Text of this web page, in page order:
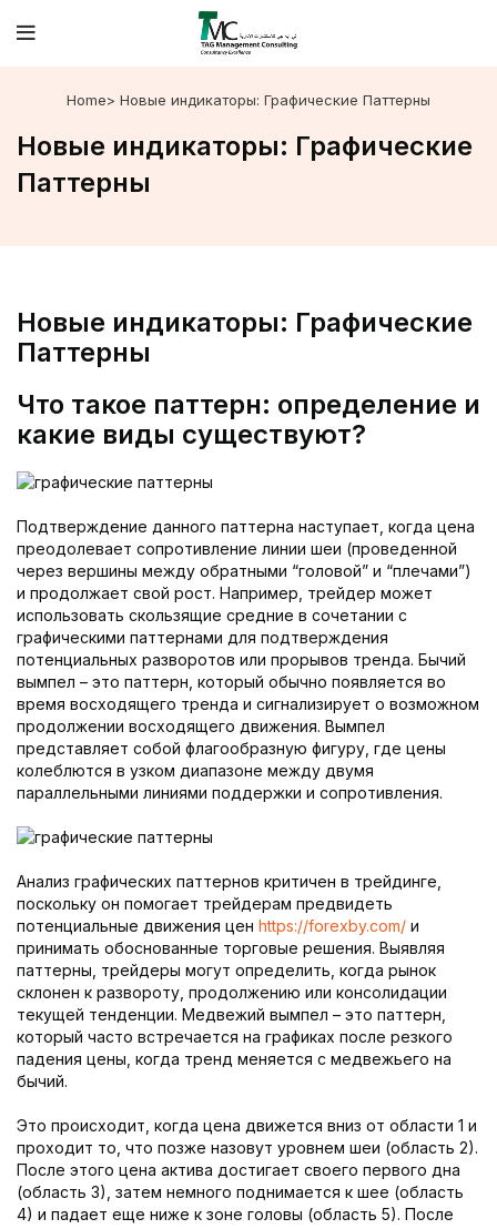
Home> Новые индикаторы: Графические Паттерны
Новые индикаторы: Графические
Паттерны
Новые индикаторы: Графические
Паттерны
Что такое паттерн: определение и
какие виды существуют?
Подтверждение данного паттерна наступает, когда цена
преодолевает сопротивление линии шеи (проведенной
через вершины между обратными “головой” и “плечами”)
и продолжает свой рост. Например, трейдер может
использовать скользящие средние в сочетании с
графическими паттернами для подтверждения
потенциальных разворотов или прорывов тренда. Бычий
вымпел – это паттерн, который обычно появляется во
время восходящего тренда и сигнализирует о возможном
продолжении восходящего движения. Вымпел
представляет собой флагообразную фигуру, где цены
колеблются в узком диапазоне между двумя
параллельными линиями поддержки и сопротивления.
Анализ графических паттернов критичен в трейдинге,
поскольку он помогает трейдерам предвидеть
потенциальные движения цен https://forexby.com/ и
принимать обоснованные торговые решения. Выявляя
паттерны, трейдеры могут определить, когда рынок
склонен к развороту, продолжению или консолидации
текущей тенденции. Медвежий вымпел – это паттерн,
который часто встречается на графиках после резкого
падения цены, когда тренд меняется с медвежьего на
бычий.
Это происходит, когда цена движется вниз от области 1 и
проходит то, что позже назовут уровнем шеи (область 2).
После этого цена актива достигает своего первого дна
(область 3), затем немного поднимается к шее (область
4) и падает еще ниже к зоне головы (область 5). После